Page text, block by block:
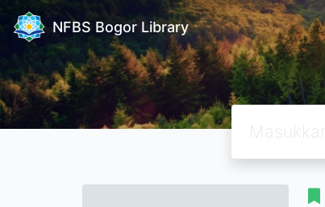
NFBS Bogor Library